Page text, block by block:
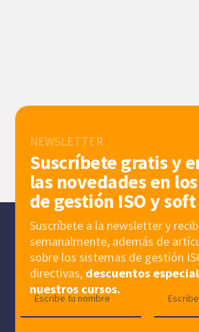
NEWSLETTER
Suscríbete gratis y
las novedades en
de gestión ISO y
Suscríbete a la newsletter y
semanalmente, además de
sobre los sistemas de gestión
directivas, descuentos
nuestros cursos.